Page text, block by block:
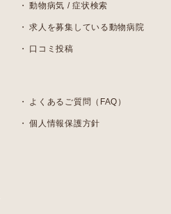
動物病気 / 症状検索
求人を募集している動物病院
口コミ投稿
よくあるご質問（FAQ）
個人情報保護方針